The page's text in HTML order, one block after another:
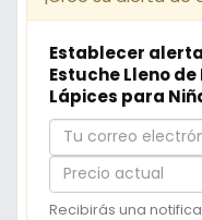
Establecer
Estuche Lleno
Lápices para
Tu
correo
electrónico
Precio
actual
Recibirás una